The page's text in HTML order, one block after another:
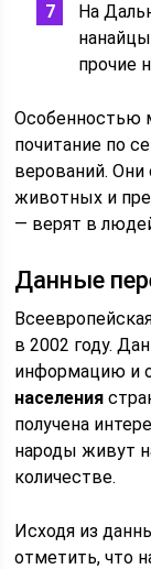
На
прочие
Особенностью
почитание по
верований.
животных и
— верят в
Данные
в 2002 году.
информацию и
населения
получена
народы живут
количестве.
Исходя из
отметить, что